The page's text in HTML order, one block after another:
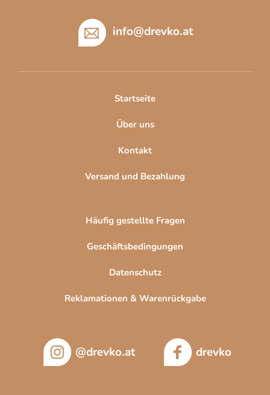
info@drevko.at
Startseite
Über uns
Kontakt
Versand und Bezahlung
Häufig gestellte Fragen
Geschäftsbedingungen
Datenschutz
Reklamationen & Warenrückgabe
@drevko.at drevko